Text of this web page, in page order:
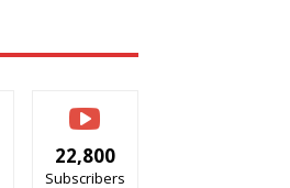
22,800
Subscribers